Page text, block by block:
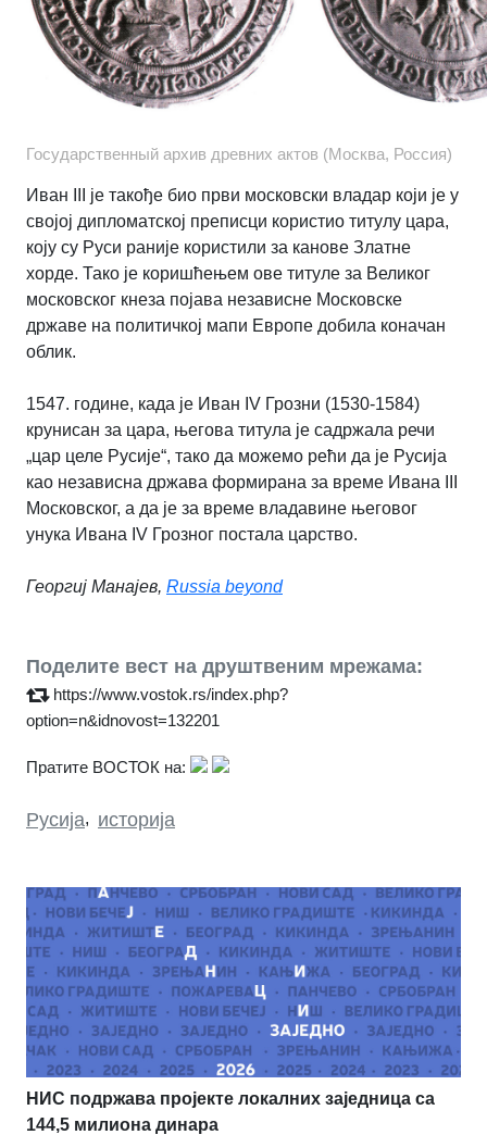
Государственный архив древних актов (Москва, Россия)
Иван III је такође био први московски владар који је у
својој дипломатској преписци користио титулу цара,
коју су Руси раније користили за канове Златне
хорде. Тако је коришћењем ове титуле за Великог
московског кнеза појава независне Московске
државе на политичкој мапи Европе добила коначан
облик.
1547. године, када је Иван IV Грозни (1530-1584)
крунисан за цара, његова титула је садржала речи
„цар целе Русије“, тако да можемо рећи да је Русија
као независна држава формирана за време Ивана III
Московског, а да је за време владавине његовог
унука Ивана IV Грозног постала царство.
Георгиј Манајев, Russia beyond
Поделите вест на друштвеним мрежама:
https://www.vostok.rs/index.php?
option=n&idnovost=132201
Пратите ВОСТОК на:
Русија, историја
НИС подржава пројекте локалних заједница са
144,5 милиона динара